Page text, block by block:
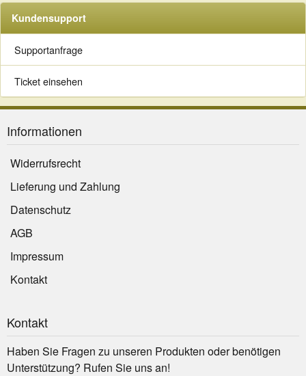
Kundensupport
Supportanfrage
Ticket einsehen
Informationen
Widerrufsrecht
Lieferung und Zahlung
Datenschutz
AGB
Impressum
Kontakt
Kontakt
Haben Sie Fragen zu unseren Produkten oder benötigen
Unterstützung? Rufen Sie uns an!